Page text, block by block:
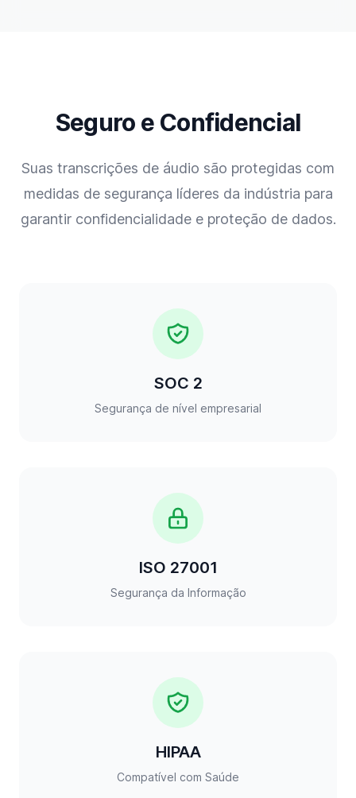
Seguro e Confidencial
Suas transcrições de áudio são protegidas com
medidas de segurança líderes da indústria para
garantir confidencialidade e proteção de dados.
SOC 2
Segurança de nível empresarial
ISO 27001
Segurança da Informação
HIPAA
Compatível com Saúde